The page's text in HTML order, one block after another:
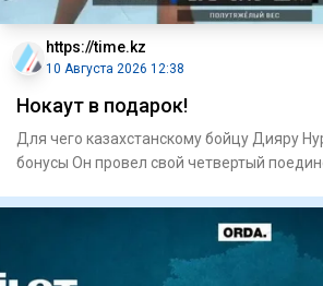
https://time.kz
10 Августа 2026 12:38
Нокаут в подарок!
Для чего казахстанскому бойцу Дияру
бонусы Он провел свой четвертый поединок в UFC и одержал